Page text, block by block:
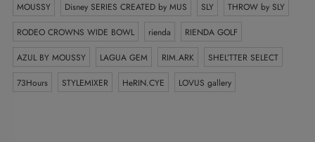
MOUSSY Disney SERIES CREATED by MUS SLY
THROW by SLY
RODEO CROWNS WIDE BOWL
rienda
RIENDA GOLF
AZUL BY MOUSSY
LAGUA GEM RIM.ARK
SHEL’TTER SELECT
73Hours
STYLEMIXER HeRIN.CYE LOVUS gallery